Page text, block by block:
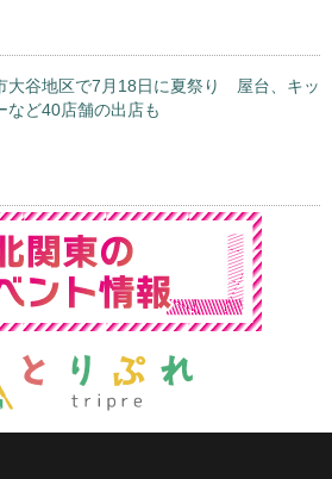
大谷地区で7月18日に夏祭り 屋台、キッ
など40店舗の出店も